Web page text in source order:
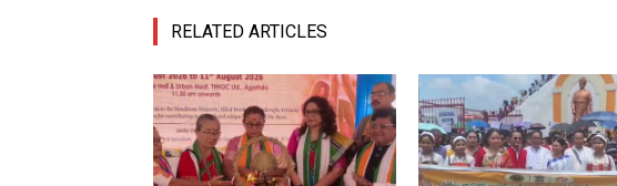
RELATED ARTICLES